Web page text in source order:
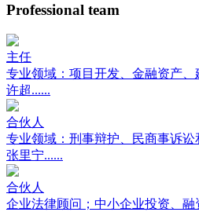
Professional team
主任
专业领域：项目开发、金融资产、
许超......
合伙人
专业领域：刑事辩护、民商事诉讼
张里宁......
合伙人
企业法律顾问；中小企业投资、